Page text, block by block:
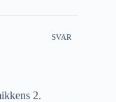
SVAR
2.